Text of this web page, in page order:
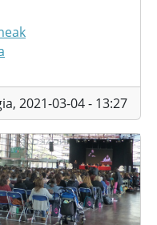
2021-03-04 - 13:27